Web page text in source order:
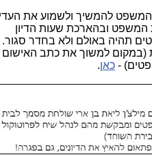
להמשיך ולשמוע את העדים
ובהארכת שעות הדיון
תהיה באולם ולא בחדר סגור.
(במקום למשוך את כתב האישום
כאן.